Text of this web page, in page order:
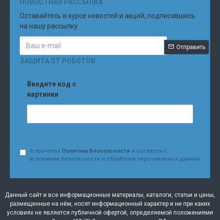
НОВОСТНАЯ РАССЫЛКА
Оставайтесь в курсе новостей и акций, подписавшись
на нашу рассылку
Отправить
ЗАЩИТА ОТ РОБОТОВ
Введите код с
картинки
Я прочитал Политика Безопасности и согласен с
условиями безопасности и обработки персональных данных
Данный сайт и все информационные материалы, каталоги, статьи и цены,
размещенные на нём, носят информационный характер и ни при каких
условиях не является публичной офертой, определяемой положениями